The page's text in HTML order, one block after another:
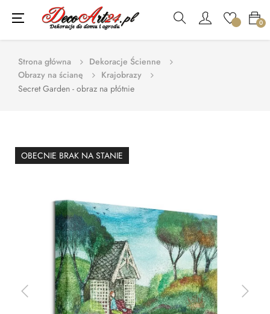
0
Toggle
navigation
☰
Strona główna
Dekoracje Ścienne
Obrazy na ścianę
Krajobrazy
Secret Garden - obraz na płótnie
OBECNIE BRAK NA STANIE